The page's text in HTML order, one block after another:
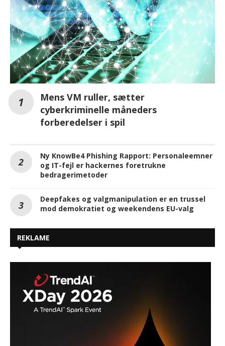
Mens VM ruller, sætter
cyberkriminelle måneders
forberedelser i spil
Ny KnowBe4 Phishing Rapport: Personaleemner
og IT-fejl er hackernes foretrukne
bedragerimetoder
Deepfakes og valgmanipulation er en trussel
mod demokratiet og weekendens EU-valg
REKLAME